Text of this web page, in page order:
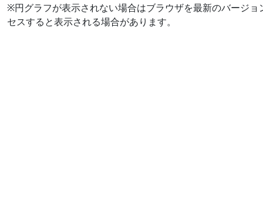
※円グラフが表示されない場合はブラウザを最新のバージ
セスすると表示される場合があります。